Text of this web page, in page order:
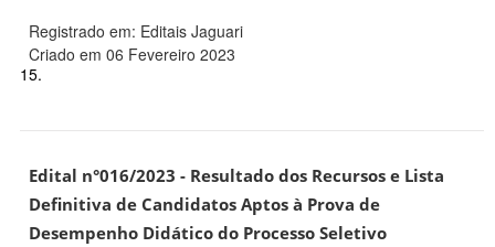
Registrado em: Editais Jaguari
Criado em 06 Fevereiro 2023
15.
Edital n°016/2023 - Resultado dos Recursos e Lista
Definitiva de Candidatos Aptos à Prova de
Desempenho Didático do Processo Seletivo